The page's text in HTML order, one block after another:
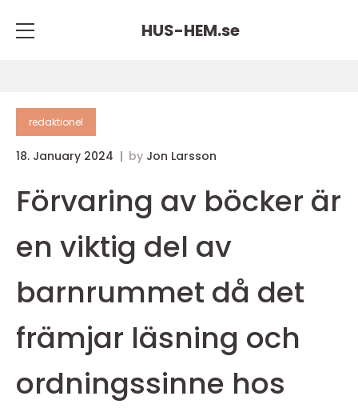
HUS-HEM.se
redaktionel
18. January 2024 by Jon Larsson
Förvaring av böcker är
en viktig del av
barnrummet då det
främjar läsning och
ordningssinne hos